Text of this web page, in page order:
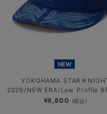
NEW
YOKOHAMA
2026/NEW ERA/Low Profile
¥6,800 (税込)